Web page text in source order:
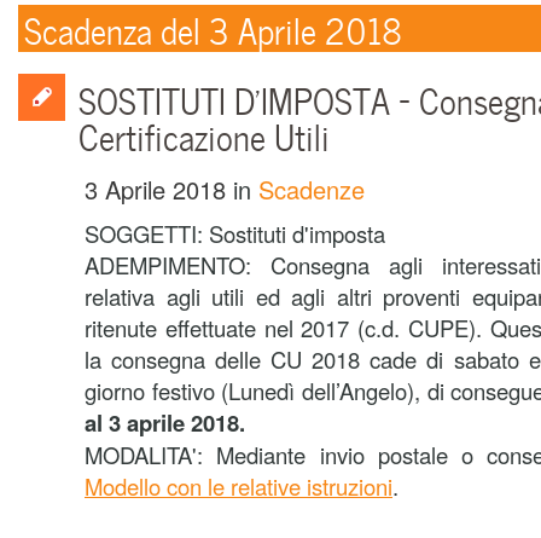
Scadenza del 3 Aprile 2018
SOSTITUTI D’IMPOSTA –
Certificazione Utili
3 Aprile 2018 in Scadenze
SOGGETTI: Sostituti d'imposta
ADEMPIMENTO: Consegna agli
relativa agli utili ed agli altri proventi
ritenute effettuate nel 2017 (c.d. CUPE).
la consegna delle CU 2018 cade di sabato
giorno festivo (Lunedì dell’Angelo), di
al 3 aprile 2018.
MODALITA': Mediante invio postale o
Modello con le relative istruzioni.